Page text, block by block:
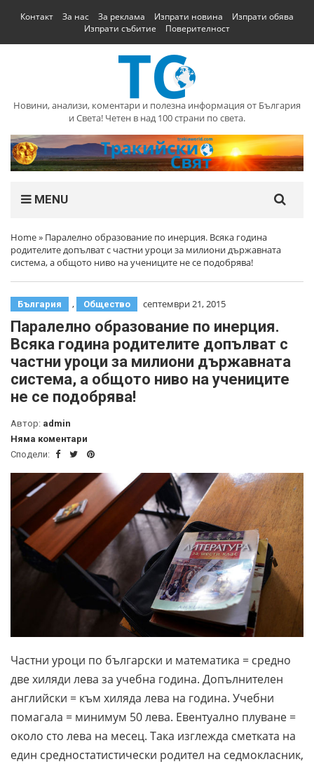
Контакт За нас За реклама Изпрати новина
Изпрати обява
Изпрати събитие
Поверителност
Новини, анализи, коментари и полезна информация от България
и Света! Четен в над 100 страни по света.
MENU
Home» Паралелно образование по инерция. Всяка година
родителите допълват с частни уроци за милиони държавната
система, а общото ниво на учениците не се подобрява!
България , Общество септември 21, 2015
Паралелно образование по инерция.
Всяка година родителите допълват с
частни уроци за милиони държавната
система, а общото ниво на учениците
не се подобрява!
Автор: admin
Няма коментари
Сподели:
Частни уроци по български и математика = средно
две хиляди лева за учебна година. Допълнителен
английски = към хиляда лева на година. Учебни
помагала = минимум 50 лева. Евентуално плуване =
около сто лева на месец. Така изглежда сметката на
един средностатистически родител на седмокласник,